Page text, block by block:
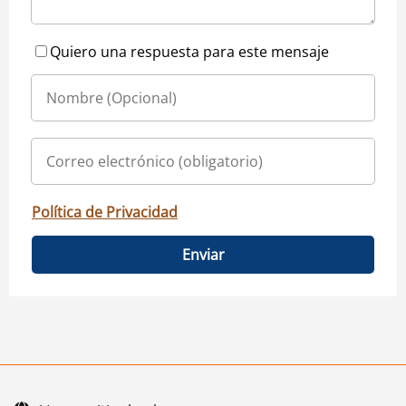
Quiero una respuesta para este mensaje
Política de Privacidad
Enviar